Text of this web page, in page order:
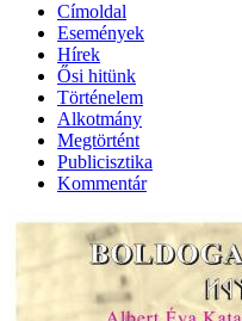
Címoldal
Események
Hírek
Ősi hitünk
Történelem
Alkotmány
Megtörtént
Publicisztika
Kommentár